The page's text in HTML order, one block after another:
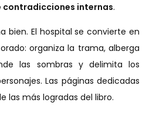
contradicciones internas.
bien. El hospital se convierte en
organiza la trama, alberga
las sombras y delimita los
Las páginas dedicadas
las más logradas del libro.